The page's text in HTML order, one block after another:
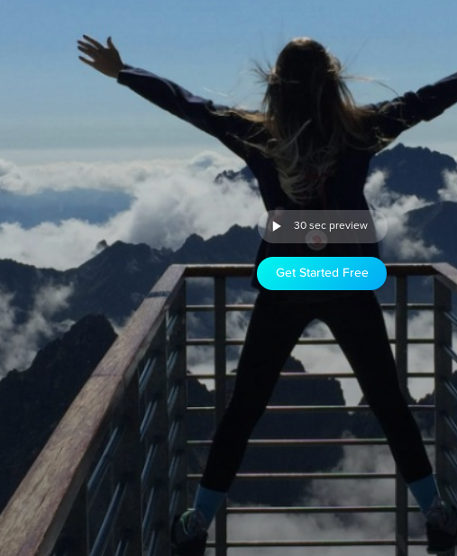
30 sec preview
Get Started Free